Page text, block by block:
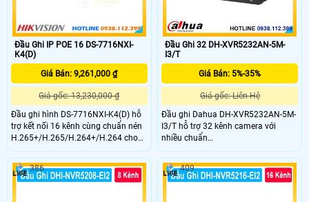
Đầu Ghi IP POE 16 DS-7716NXI-
K4(D)
Giá Bán: 9,261,000 ₫
Giá gốc: 13,230,000 ₫
Đầu ghi hình DS-7716NXI-K4(D) hỗ
trợ kết nối 16 kênh cùng chuẩn nén
H.265+/H.265/H.264+/H.264 cho
phép ghi hình với độ phân giải tối
đa lên đến 12MP với 16 cổng POE
tích hợp trên đầu ghi. Băng thông
đầu vào/đầu ra 160Mbps, tích hợp
Đầu Ghi 32 DH-XVR5232AN-5M-
I3/T
Giá Bán: 5%-35%
Giá gốc: Liên Hệ
Đầu ghi Dahua DH-XVR5232AN-5M-
I3/T hỗ trợ 32 kênh camera với
nhiều chuẩn
HDCVI/TVI/AHD/Analog/IP, tích hợp
đàm thoại 2 chiều với camera
Analog. Sử dụng chuẩn nén
H.265+/AI-Coding tiết kiệm dung
386 409